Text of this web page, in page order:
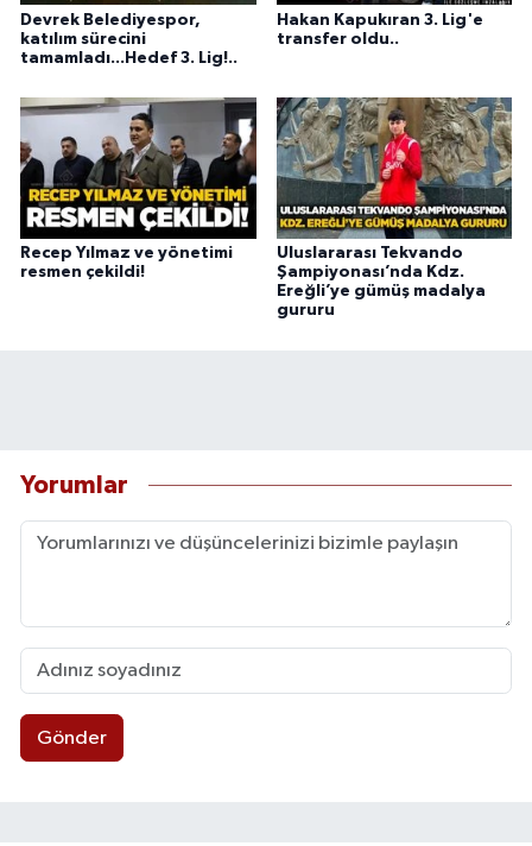
Devrek Belediyespor,
katılım sürecini
tamamladı...Hedef 3. Lig!..
Hakan Kapukıran 3. Lig'e
transfer oldu..
Recep Yılmaz ve yönetimi
resmen çekildi!
Uluslararası Tekvando
Şampiyonası’nda Kdz.
Ereğli’ye gümüş madalya
gururu
Yorumlar
Gönder